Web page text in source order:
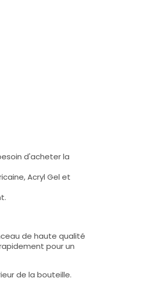
d'acheter la
Acryl Gel et
de haute qualité
pour un
de la bouteille.